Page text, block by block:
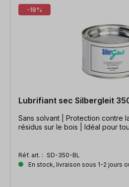
-18%
Lubrifiant sec Silbergleit
Sans solvant | Protection contre
résidus sur le bois | Idéal pour
Réf. art. : SD-350-BL
En stock, livraison sous 1-2 jours